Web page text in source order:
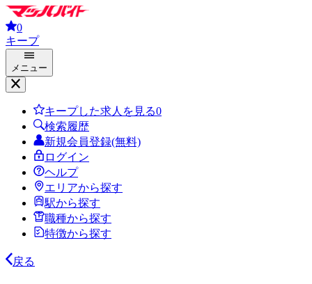
0
キープ
メニュー
キープした求人を見る0
検索履歴
新規会員登録(無料)
ログイン
ヘルプ
エリアから探す
駅から探す
職種から探す
特徴から探す
戻る